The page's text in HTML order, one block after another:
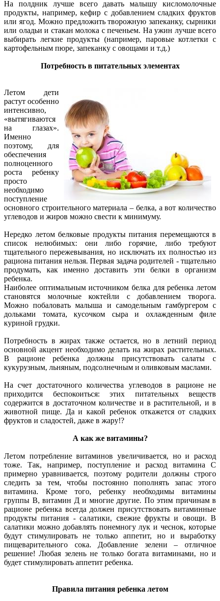
На полдник лучше всего давать малышу кисломолочные
продукты, например, кефир с добавлением сладких фруктов
или ягод. Можно предложить творожную запеканку, сырники
или оладьи и стакан молока с печеньем. На ужин лучше всего
выбирать легкие продукты (например, паровые котлетки с
картофельным пюре, запеканку с овощами и т.д.)
Потребность в питательных элементах
Летом дети
растут особенно
интенсивно,
«вытягиваются
на глазах».
Именно
поэтому, для
обеспечения
полноценного
роста ребенку
просто
необходимо
поступление
основного строительного материала – белка, а вот количество
углеводов и жиров можно свести к минимуму.
Нередко летом белковые продукты питания перемещаются в
список нелюбимых: они либо горячие, либо требуют
тщательного пережевывания, но исключать их полностью из
рациона питания нельзя. Первая задача родителей - тщательно
продумать, как именно доставить эти белки в организм
ребенка.
Наиболее оптимальным источником белка для ребенка летом
становятся молочные коктейли с добавлением творога.
Можно побаловать малыша и самодельным гамбургером с
дольками томата, кусочком сыра и охлажденным филе
куриной грудки.
Потребность в жирах также остается, но в летний период
основной акцент необходимо делать на жирах растительных.
В рационе ребенка должны присутствовать салаты с
кукурузным, льняным, подсолнечным и оливковым маслами.
На счет достаточного количества углеводов в рационе не
приходится беспокоиться: этих питательных веществ
содержится в достаточном количестве и в растительной, и в
животной пище. Да и какой ребенок откажется от сладких
фруктов и сладостей, даже в жару!?
А как же витамины?
Летом потребление витаминов увеличивается, но и расход
тоже. Так, например, поступление и расход витамина С
примерно уравнивается, поэтому родители должны строго
следить за тем, чтобы постоянно пополнять запас этого
витамина. Кроме того, ребенку необходимы витамины
группы В, витамин Д и многие другие. По этим причинам в
рационе ребенка всегда должен присутствовать витаминные
продукты питания - салатики, свежие фрукты и овощи. В
салатики можно добавлять понемногу лук и чеснок, которые
будут стимулировать не только аппетит, но и выработку
пищеварительного сока. Добавление зелени – отличное
решение! Любая зелень не только богата витаминами, но и
будет стимулировать аппетит ребенка.
Правила питания ребенка летом